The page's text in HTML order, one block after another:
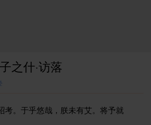
之什·访落
考。于乎悠哉，朕未有艾。将予就